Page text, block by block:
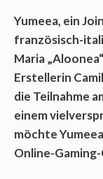
Yumeea, ein
französisch-
Maria
Erstellerin
die Teilnahme
einem
möchte
Online-